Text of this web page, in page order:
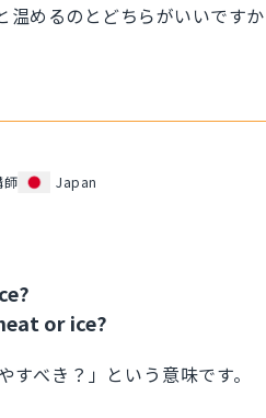
温めるのとどちらがいいです
師
Japan
or ice?
すべき？」という意味です。